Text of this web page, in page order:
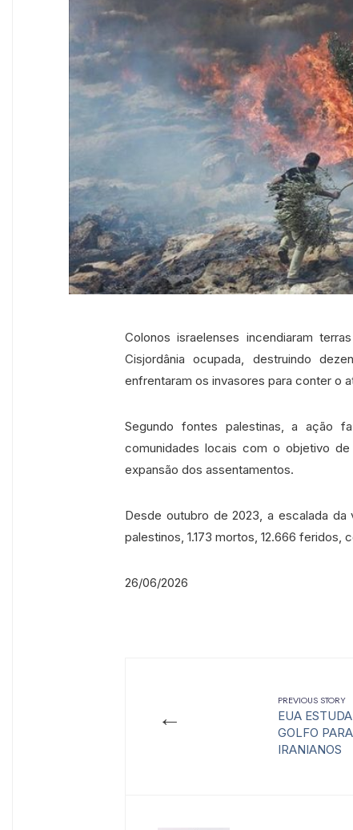
Colonos israelenses incendiaram
Cisjordânia ocupada, destruindo
enfrentaram os invasores para conter o
Segundo fontes palestinas, a ação
comunidades locais com o objetivo
expansão dos assentamentos.
Desde outubro de 2023, a escalada da
palestinos, 1.173 mortos, 12.666
26/06/2026
←
PREVIOUS STORY
EUA
GOLFO
IRANIANOS